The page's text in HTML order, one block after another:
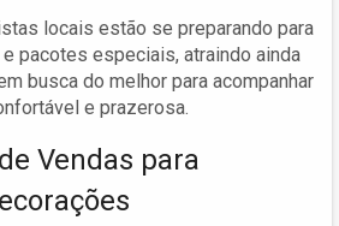
locais estão se preparando para
pacotes especiais, atraindo ainda
busca do melhor para acompanhar
e prazerosa.
Vendas para